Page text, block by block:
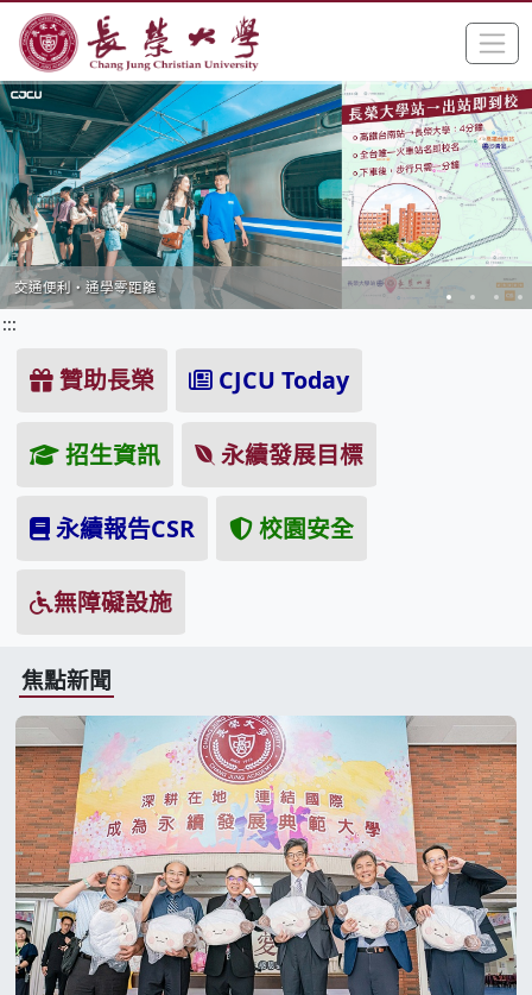
跳到主要內容區塊
長榮大學全球資訊網中文網頁
手
交通便利・通學零距離
:::
贊助長榮 CJCU Today
招生資訊 永續發展目標
永續報告CSR 校園安全
無障礙設施
焦點新聞